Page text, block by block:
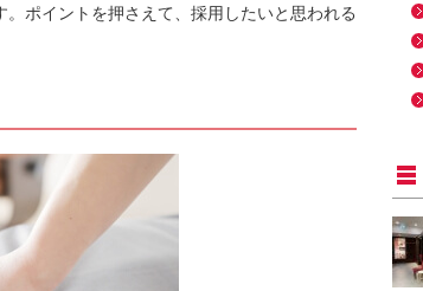
ポイントを押さえて、採用したいと思われる